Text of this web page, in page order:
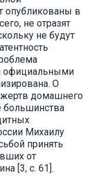
опубликованы в
не отразят
не будут
официальными
О
домашнего
большинства
Михаилу
принять
от
[3, с. 61].